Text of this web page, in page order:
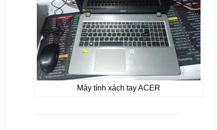
Máy tính xách tay ACER